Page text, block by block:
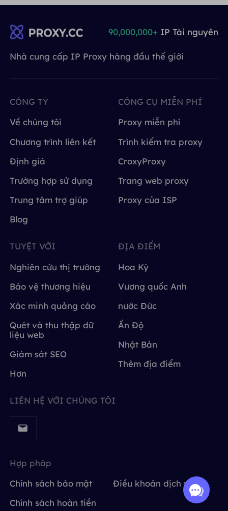
Nhà cung cấp IP Proxy hàng đầu thế giới
90,000,000+ IP Tài nguyên
CÔNG TY
Về chúng tôi
Chương trình liên kết
Định giá
Trường hợp sử dụng
Trung tâm trợ giúp
Blog
CÔNG CỤ MIỄN PHÍ
Proxy miễn phí
Trình kiểm tra proxy
CroxyProxy
Trang web proxy
Proxy của ISP
TUYỆT VỜI
Nghiên cứu thị trường
Bảo vệ thương hiệu
Xác minh quảng cáo
Quét và thu thập dữ
liệu web
Giám sát SEO
Hơn
ĐỊA ĐIỂM
Hoa Kỳ
Vương quốc Anh
nước Đức
Ấn Độ
Nhật Bản
Thêm địa điểm
LIÊN HỆ VỚI CHÚNG TÔI
Hợp pháp
Chính sách bảo mật
Điều khoản dịch vụ
Chính sách hoàn tiền